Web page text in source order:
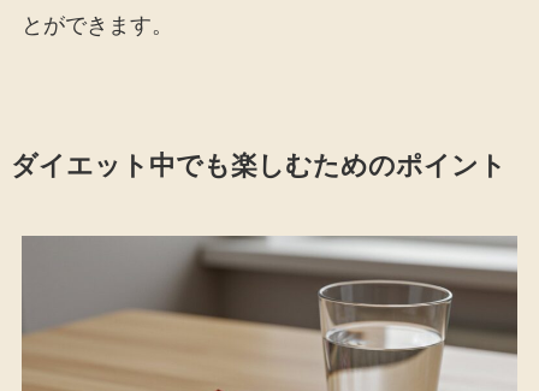
とができます。
ダイエット中でも楽しむためのポイント